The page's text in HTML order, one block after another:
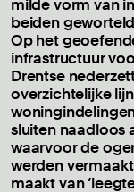
milde vorm van
beiden
Op het
infrastructuur
Drentse
overzichtelijke
sluiten naadloos
waarvoor de
werden
maakt van